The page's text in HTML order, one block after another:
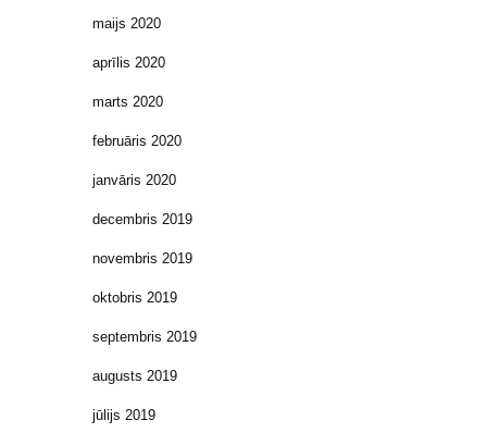
maijs 2020
aprīlis 2020
marts 2020
februāris 2020
janvāris 2020
decembris 2019
novembris 2019
oktobris 2019
septembris 2019
augusts 2019
jūlijs 2019